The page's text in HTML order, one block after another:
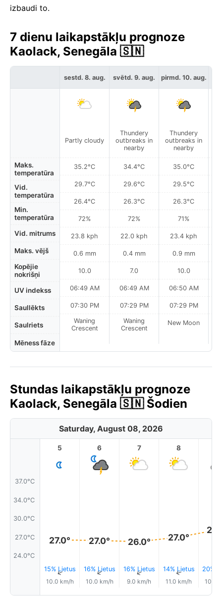
izbaudi to.
7 dienu laikapstākļu prognoze
Kaolack, Senegāla 🇸🇳
Maks.
temperatūra
Vid.
temperatūra
Min.
temperatūra
Vid. mitrums
Maks. vējš
Kopējie
nokrišņi
UV indekss
Saullēkts
Saulriets
Mēness fāze
sestd. 8. aug.
Partly cloudy
35.2°C
29.7°C
26.4°C
72%
23.8 kph
0.6 mm
10.0
06:49 AM
07:30 PM
Waning
Crescent
svētd. 9. aug.
Thundery
outbreaks in
nearby
34.4°C
29.6°C
26.3°C
72%
22.0 kph
0.4 mm
7.0
06:49 AM
07:29 PM
Waning
Crescent
pirmd. 10. aug.
Thundery
outbreaks in
nearby
35.0°C
29.5°C
26.3°C
71%
23.4 kph
0.9 mm
10.0
06:50 AM
07:29 PM
New Moon
Stundas laikapstākļu prognoze
Kaolack, Senegāla 🇸🇳 Šodien
Saturday, August 08, 2026
37.0°C
34.0°C
30.0°C
27.0°C
24.0°C
5
27.0°
15% Lietus
↑
10.0 km/h
6
27.0°
16% Lietus
↑
10.0 km/h
7
26.0°
16% Lietus
↑
9.0 km/h
8
27.0°
14% Lietus
↑
11.0 km/h
20%
10.0